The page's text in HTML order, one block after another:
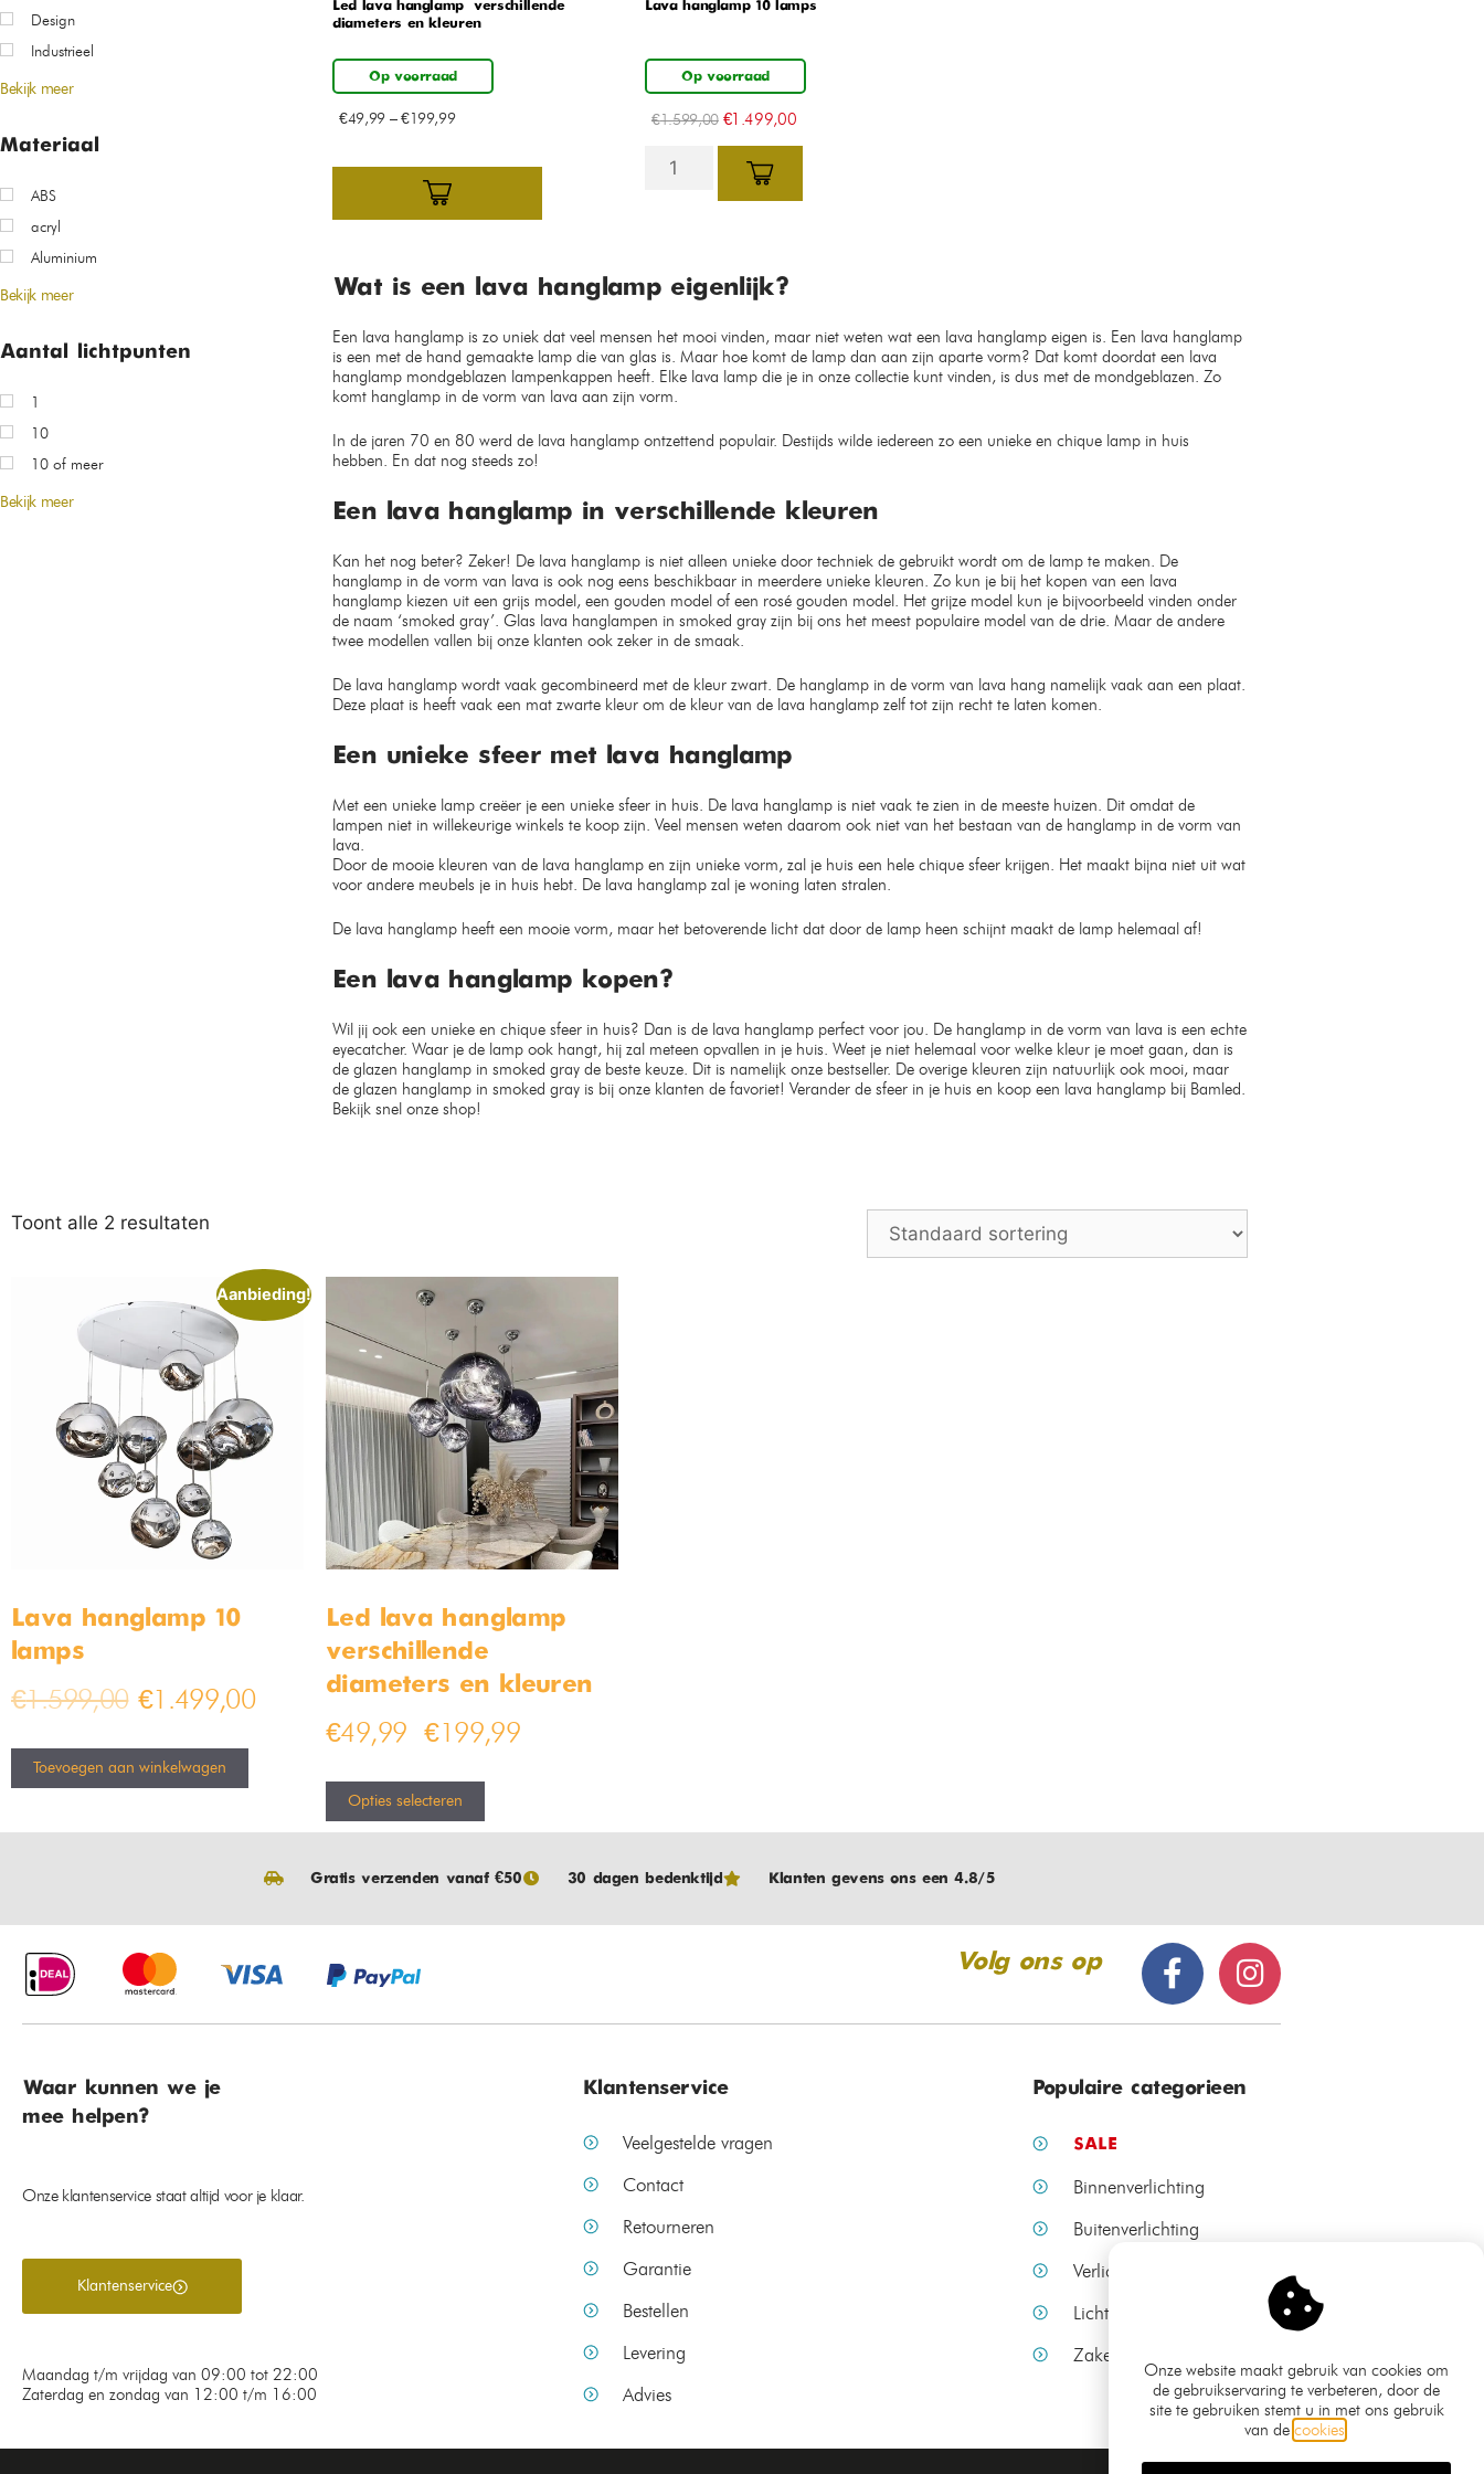
Design
Industrieel
Bekijk meer
Materiaal
ABS
acryl
Aluminium
Bekijk meer
Aantal lichtpunten
1
10
10 of meer
Bekijk meer
Led lava hanglamp – verschillende
diameters en kleuren
Op voorraad
€49,99–€199,99
Lava hanglamp 10 lamps
Op voorraad
€1.599,00 €1.499,00
Wat is een lava hanglamp eigenlijk?
Een lava hanglamp is zo uniek dat veel mensen het mooi vinden, maar niet weten wat een lava hanglamp eigen is. Een lava hanglamp
is een met de hand gemaakte lamp die van glas is. Maar hoe komt de lamp dan aan zijn aparte vorm? Dat komt doordat een lava
hanglamp mondgeblazen lampenkappen heeft. Elke lava lamp die je in onze collectie kunt vinden, is dus met de mondgeblazen. Zo
komt hanglamp in de vorm van lava aan zijn vorm.
In de jaren 70 en 80 werd de lava hanglamp ontzettend populair. Destijds wilde iedereen zo een unieke en chique lamp in huis
hebben. En dat nog steeds zo!
Een lava hanglamp in verschillende kleuren
Kan het nog beter? Zeker! De lava hanglamp is niet alleen unieke door techniek de gebruikt wordt om de lamp te maken. De
hanglamp in de vorm van lava is ook nog eens beschikbaar in meerdere unieke kleuren. Zo kun je bij het kopen van een lava
hanglamp kiezen uit een grijs model, een gouden model of een rosé gouden model. Het grijze model kun je bijvoorbeeld vinden onder
de naam ‘smoked gray’. Glas lava hanglampen in smoked gray zijn bij ons het meest populaire model van de drie. Maar de andere
twee modellen vallen bij onze klanten ook zeker in de smaak.
De lava hanglamp wordt vaak gecombineerd met de kleur zwart. De hanglamp in de vorm van lava hang namelijk vaak aan een plaat.
Deze plaat is heeft vaak een mat zwarte kleur om de kleur van de lava hanglamp zelf tot zijn recht te laten komen.
Een unieke sfeer met lava hanglamp
Met een unieke lamp creëer je een unieke sfeer in huis. De lava hanglamp is niet vaak te zien in de meeste huizen. Dit omdat de
lampen niet in willekeurige winkels te koop zijn. Veel mensen weten daarom ook niet van het bestaan van de hanglamp in de vorm van
lava.
Door de mooie kleuren van de lava hanglamp en zijn unieke vorm, zal je huis een hele chique sfeer krijgen. Het maakt bijna niet uit wat
voor andere meubels je in huis hebt. De lava hanglamp zal je woning laten stralen.
De lava hanglamp heeft een mooie vorm, maar het betoverende licht dat door de lamp heen schijnt maakt de lamp helemaal af!
Een lava hanglamp kopen?
Wil jij ook een unieke en chique sfeer in huis? Dan is de lava hanglamp perfect voor jou. De hanglamp in de vorm van lava is een echte
eyecatcher. Waar je de lamp ook hangt, hij zal meteen opvallen in je huis. Weet je niet helemaal voor welke kleur je moet gaan, dan is
de glazen hanglamp in smoked gray de beste keuze. Dit is namelijk onze bestseller. De overige kleuren zijn natuurlijk ook mooi, maar
de glazen hanglamp in smoked gray is bij onze klanten de favoriet! Verander de sfeer in je huis en koop een lava hanglamp bij Bamled.
Bekijk snel onze shop!
Toont alle 2 resultaten
Aanbieding!
Lava hanglamp 10
lamps
€1.599,00 €1.499,00
Toevoegen aan winkelwagen
Led lava hanglamp –
verschillende
diameters en kleuren
€49,99 –€199,99
Opties selecteren
Gratis verzenden vanaf €50 30 dagen bedenktijd Klanten gevens ons een 4.8/5
Volg ons op
Waar kunnen we je
mee helpen?
Onze klantenservice staat altijd voor je klaar.
Klantenservice
Maandag t/m vrijdag van 09:00 tot 22:00
Zaterdag en zondag van 12:00 t/m 16:00
Klantenservice
Veelgestelde vragen
Contact
Retourneren
Garantie
Bestellen
Levering
Advies
Populaire categorieen
SALE
Binnenverlichting
Buitenverlichting
Verlichting per ruimte
Lichtbronnen
Zakelijke verlichting
Onze website maakt gebruik van cookies om
de gebruikservaring te verbeteren, door de
site te gebruiken stemt u in met ons gebruik
van de cookies